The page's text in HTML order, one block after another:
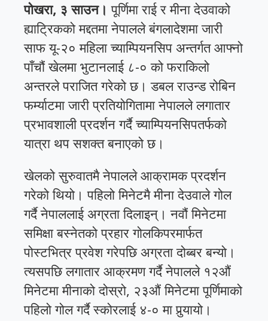
पोखरा, ३ साउन।पूर्णिमा राई र मीना देउवाको
ह्याट्रिकको मद्दतमा नेपालले बंगलादेशमा जारी
साफ यू-२० महिला च्याम्पियनसिप अन्तर्गत आफ्नो
पाँचौं खेलमा भुटानलाई ८-० को फराकिलो
अन्तरले पराजित गरेको छ। डबल राउन्ड रोबिन
फर्म्याटमा जारी प्रतियोगितामा नेपालले लगातार
प्रभावशाली प्रदर्शन गर्दै च्याम्पियनसिपतर्फको
यात्रा थप सशक्त बनाएको छ।
खेलको सुरुवातमै नेपालले आक्रामक प्रदर्शन
गरेको थियो। पहिलो मिनेटमै मीना देउवाले गोल
गर्दै नेपाललाई अग्रता दिलाइन्। नवौं मिनेटमा
समिक्षा बस्नेतको प्रहार गोलकिपरमार्फत
पोस्टभित्र प्रवेश गरेपछि अग्रता दोब्बर बन्यो।
त्यसपछि लगातार आक्रमण गर्दै नेपालले १२औं
मिनेटमा मीनाको दोस्रो, २३औं मिनेटमा पूर्णिमाको
पहिलो गोल गर्दै स्कोरलाई ४-० मा पुर्‍यायो।